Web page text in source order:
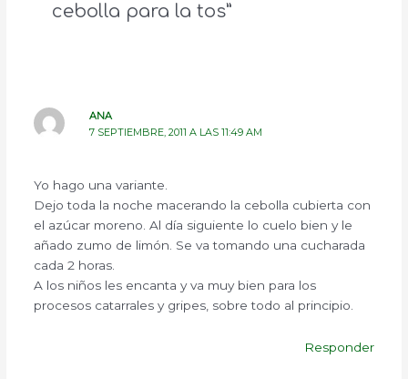
cebolla para la tos”
ANA
7 SEPTIEMBRE, 2011 A LAS 11:49 AM
Yo hago una variante.
Dejo toda la noche macerando la cebolla cubierta con
el azúcar moreno. Al día siguiente lo cuelo bien y le
añado zumo de limón. Se va tomando una cucharada
cada 2 horas.
A los niños les encanta y va muy bien para los
procesos catarrales y gripes, sobre todo al principio.
Responder